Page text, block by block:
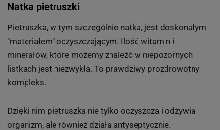
Natka pietruszki
Pietruszka, w tym szczególnie natka, jest doskonałym
"materiałem" oczyszczającym. Ilość witamin i
minerałów, które możemy znaleźć w niepozornych
listkach jest niezwykła. To prawdziwy prozdrowotny
kompleks.
Dzięki nim pietruszka nie tylko oczyszcza i odżywia
organizm, ale również działa antyseptycznie.